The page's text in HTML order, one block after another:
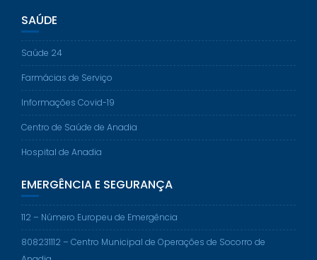
SAÚDE
Saúde 24
Farmácias de Serviço
Informações Covid-19
Centro de Saúde de Anadia
Hospital de Anadia
EMERGÊNCIA E SEGURANÇA
112 – Número Europeu de Emergência
808231112 – Centro Municipal de Operações de Socorro de